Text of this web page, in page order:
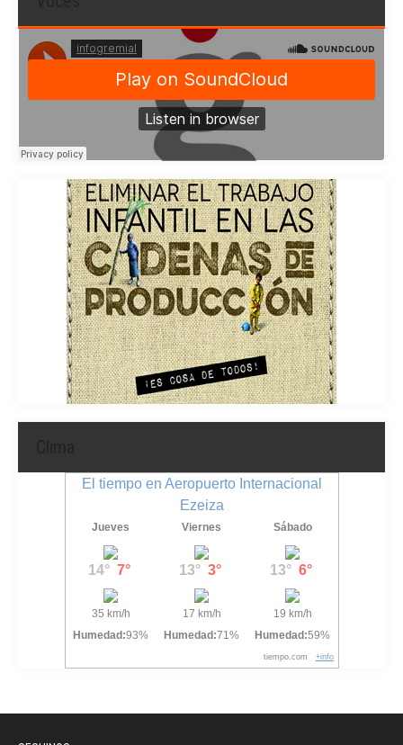
El tiempo en Aeropuerto Internacional
Ezeiza
Jueves
14° 7°
35 km/h
Humedad:93%
Viernes
13° 3°
17 km/h
Humedad:71%
Sábado
13° 6°
19 km/h
Humedad:59%
tiempo.com +info